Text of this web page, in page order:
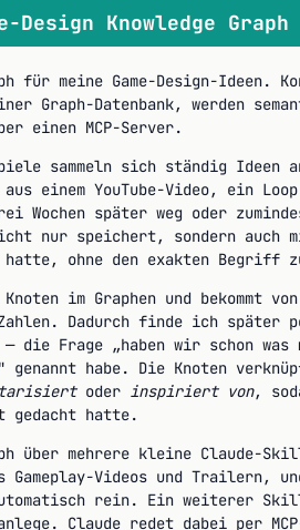
Design Knowledge Graph
für meine Game-Design-Ideen.
Graph-Datenbank, werden
einen MCP-Server.
sammeln sich ständig
einem YouTube-Video, ein
Wochen später weg oder
nur speichert, sondern auch
hatte, ohne den exakten Begriff
im Graphen und bekommt
Dadurch finde ich später
die Frage „haben wir schon
genannt habe. Die Knoten
oder inspiriert von,
gedacht hatte.
über mehrere kleine Claude-
Gameplay-Videos und Trailern,
automatisch rein. Ein weiterer
Claude redet dabei per